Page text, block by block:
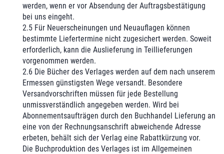
werden, wenn er vor Absendung der Auftragsbestätigung
bei uns eingeht.
2.5 Für Neuerscheinungen und Neuauflagen können
bestimmte Liefertermine nicht zugesichert werden. Soweit
erforderlich, kann die Auslieferung in Teillieferungen
vorgenommen werden.
2.6 Die Bücher des Verlages werden auf dem nach unserem
Ermessen günstigsten Wege versandt. Besondere
Versandvorschriften müssen für jede Bestellung
unmissverständlich angegeben werden. Wird bei
Abonnementsaufträgen durch den Buchhandel Lieferung an
eine von der Rechnungsanschrift abweichende Adresse
erbeten, behält sich der Verlag eine Rabattkürzung vor.
Die Buchproduktion des Verlages ist im Allgemeinen